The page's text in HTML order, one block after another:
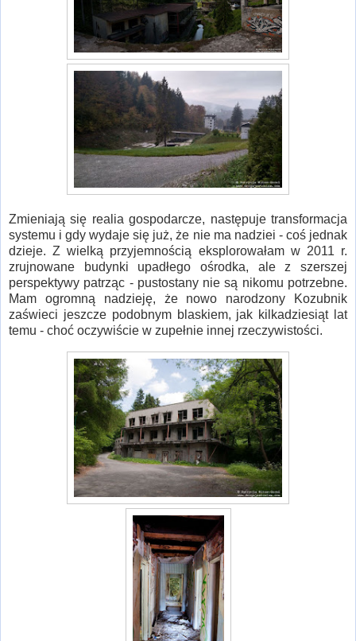
Zmieniają się realia gospodarcze, następuje transformacja
systemu i gdy wydaje się już, że nie ma nadziei - coś jednak
dzieje. Z wielką przyjemnością eksplorowałam w 2011 r.
zrujnowane budynki upadłego ośrodka, ale z szerszej
perspektywy patrząc - pustostany nie są nikomu potrzebne.
Mam ogromną nadzieję, że nowo narodzony Kozubnik
zaświeci jeszcze podobnym blaskiem, jak kilkadziesiąt lat
temu - choć oczywiście w zupełnie innej rzeczywistości.